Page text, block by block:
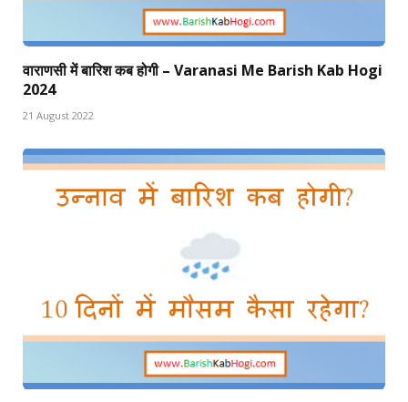
वाराणसी में बारिश कब होगी – Varanasi Me Barish Kab Hogi
2024
21 August 2022